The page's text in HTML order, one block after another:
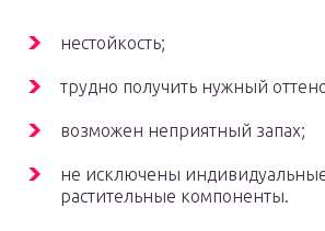
нестойкость;
трудно получить нужный
возможен неприятный запах;
не исключены
растительные компоненты.